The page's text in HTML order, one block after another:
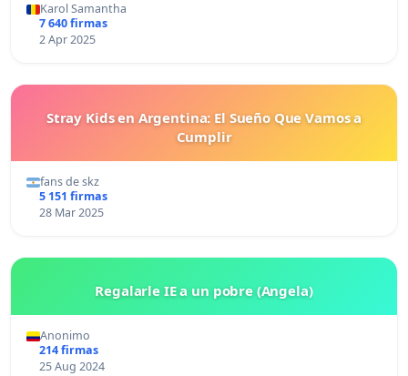
Karol Samantha
7 640 firmas
2 Apr 2025
Stray Kids en Argentina: El Sueño Que Vamos a
Cumplir
fans de skz
5 151 firmas
28 Mar 2025
Regalarle IE a un pobre (Angela)
Anonimo
214 firmas
25 Aug 2024